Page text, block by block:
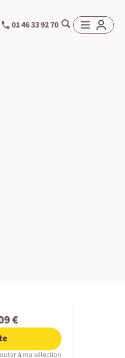
01 46 33 92 70
€
à ma sélection